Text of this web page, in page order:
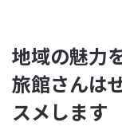
地域の魅力
旅館さんは
スメします